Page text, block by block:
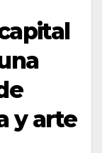
y arte